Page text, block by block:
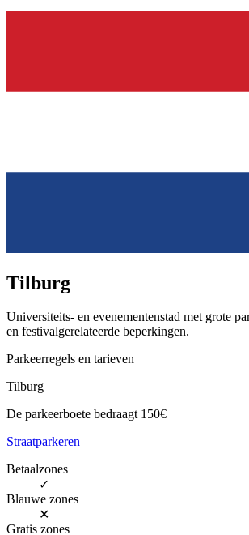
Tilburg
Universiteits- en evenementenstad met grote
en festivalgerelateerde beperkingen.
Parkeerregels en tarieven
Tilburg
De parkeerboete bedraagt 150€
Straatparkeren
Betaalzones
✓
Blauwe zones
✕
Gratis zones